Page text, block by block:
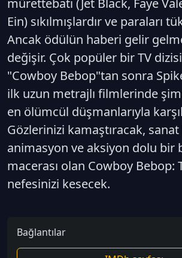
mürettebatı (Jet Black, Faye
Ein) sıkılmışlardır ve paraları
Ancak ödülün haberi gelir
değişir. Çok popüler bir TV
"Cowboy Bebop"tan sonra
ilk uzun metrajlı filmlerinde
en ölümcül düşmanlarıyla
Gözlerinizi kamaştıracak,
animasyon ve aksiyon dolu bir
macerası olan Cowboy Bebop:
nefesinizi kesecek.
Bağlantılar